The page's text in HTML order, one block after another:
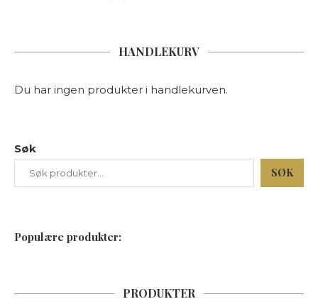
HANDLEKURV
Du har ingen produkter i handlekurven.
Søk
SØK
Populære produkter:
PRODUKTER